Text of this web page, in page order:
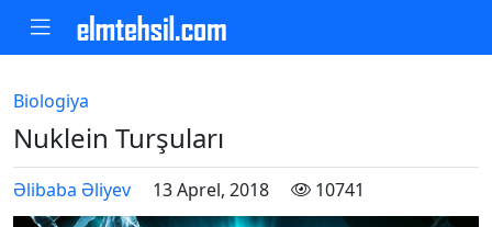
Biologiya
Nuklein Turşuları
Əlibaba Əliyev 13 Aprel, 2018 10741